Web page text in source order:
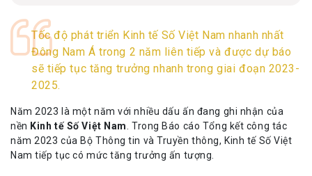
Tốc độ phát triển Kinh tế Số Việt Nam nhanh nhất
Đông Nam Á trong 2 năm liên tiếp và được dự báo
sẽ tiếp tục tăng trưởng nhanh trong giai đoạn 2023-
2025.
Năm 2023 là một năm với nhiều dấu ấn đang ghi nhận của
nền Kinh tế Số Việt Nam . Trong Báo cáo Tổng kết công tác
năm 2023 của Bộ Thông tin và Truyền thông, Kinh tế Số Việt
Nam tiếp tục có mức tăng trưởng ấn tượng.